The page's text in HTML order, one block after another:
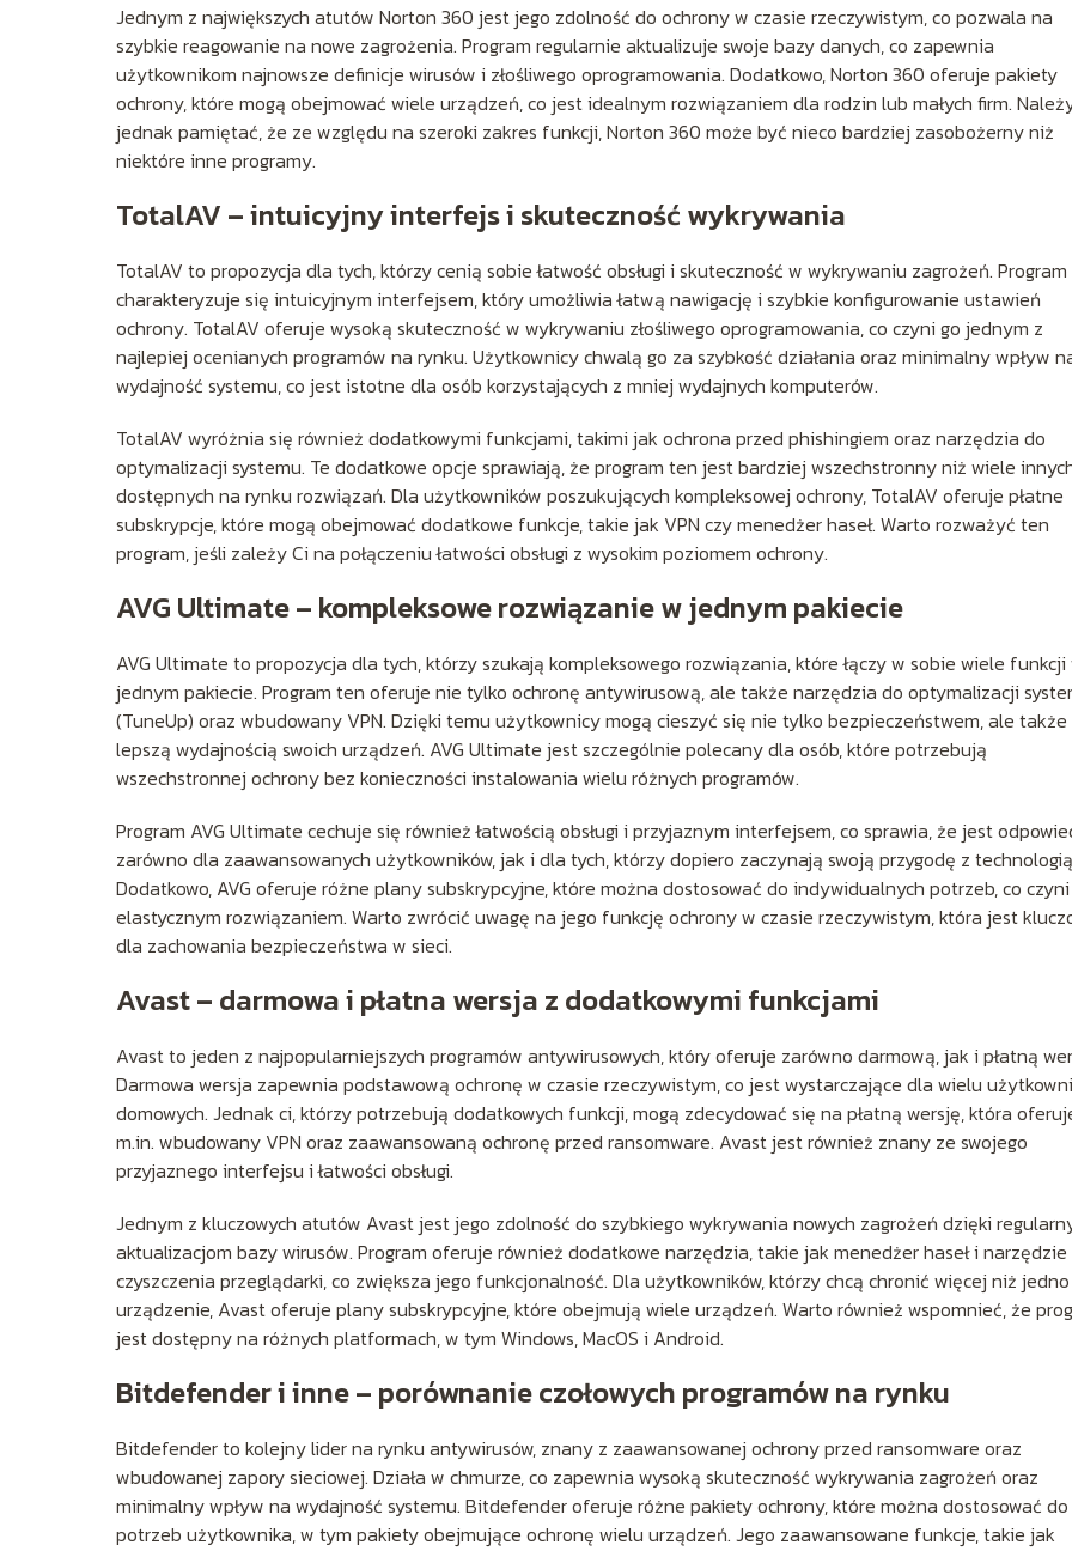
Jednym z największych atutów Norton 360 jest jego zdolność do ochrony w czasie rzeczywistym, co pozwala na
szybkie reagowanie na nowe zagrożenia. Program regularnie aktualizuje swoje bazy danych, co zapewnia
użytkownikom najnowsze definicje wirusów i złośliwego oprogramowania. Dodatkowo, Norton 360 oferuje pakiety
ochrony, które mogą obejmować wiele urządzeń, co jest idealnym rozwiązaniem dla rodzin lub małych firm.
jednak pamiętać, że ze względu na szeroki zakres funkcji, Norton 360 może być nieco bardziej zasobożerny niż
niektóre inne programy.
TotalAV – intuicyjny interfejs i skuteczność wykrywania
TotalAV to propozycja dla tych, którzy cenią sobie łatwość obsługi i skuteczność w wykrywaniu zagrożeń.
charakteryzuje się intuicyjnym interfejsem, który umożliwia łatwą nawigację i szybkie konfigurowanie ustawień
ochrony. TotalAV oferuje wysoką skuteczność w wykrywaniu złośliwego oprogramowania, co czyni go jednym z
najlepiej ocenianych programów na rynku. Użytkownicy chwalą go za szybkość działania oraz minimalny wpływ
wydajność systemu, co jest istotne dla osób korzystających z mniej wydajnych komputerów.
TotalAV wyróżnia się również dodatkowymi funkcjami, takimi jak ochrona przed phishingiem oraz narzędzia do
optymalizacji systemu. Te dodatkowe opcje sprawiają, że program ten jest bardziej wszechstronny niż wiele
dostępnych na rynku rozwiązań. Dla użytkowników poszukujących kompleksowej ochrony, TotalAV oferuje płatne
subskrypcje, które mogą obejmować dodatkowe funkcje, takie jak VPN czy menedżer haseł. Warto rozważyć ten
program, jeśli zależy Ci na połączeniu łatwości obsługi z wysokim poziomem ochrony.
AVG Ultimate – kompleksowe rozwiązanie w jednym pakiecie
AVG Ultimate to propozycja dla tych, którzy szukają kompleksowego rozwiązania, które łączy w sobie wiele funkcji
jednym pakiecie. Program ten oferuje nie tylko ochronę antywirusową, ale także narzędzia do optymalizacji
(TuneUp) oraz wbudowany VPN. Dzięki temu użytkownicy mogą cieszyć się nie tylko bezpieczeństwem, ale także
lepszą wydajnością swoich urządzeń. AVG Ultimate jest szczególnie polecany dla osób, które potrzebują
wszechstronnej ochrony bez konieczności instalowania wielu różnych programów.
Program AVG Ultimate cechuje się również łatwością obsługi i przyjaznym interfejsem, co sprawia, że jest
zarówno dla zaawansowanych użytkowników, jak i dla tych, którzy dopiero zaczynają swoją przygodę z
Dodatkowo, AVG oferuje różne plany subskrypcyjne, które można dostosować do indywidualnych potrzeb, co
elastycznym rozwiązaniem. Warto zwrócić uwagę na jego funkcję ochrony w czasie rzeczywistym, która jest
dla zachowania bezpieczeństwa w sieci.
Avast – darmowa i płatna wersja z dodatkowymi funkcjami
Avast to jeden z najpopularniejszych programów antywirusowych, który oferuje zarówno darmową, jak i płatną
Darmowa wersja zapewnia podstawową ochronę w czasie rzeczywistym, co jest wystarczające dla wielu
domowych. Jednak ci, którzy potrzebują dodatkowych funkcji, mogą zdecydować się na płatną wersję, która
m.in. wbudowany VPN oraz zaawansowaną ochronę przed ransomware. Avast jest również znany ze swojego
przyjaznego interfejsu i łatwości obsługi.
Jednym z kluczowych atutów Avast jest jego zdolność do szybkiego wykrywania nowych zagrożeń dzięki
aktualizacjom bazy wirusów. Program oferuje również dodatkowe narzędzia, takie jak menedżer haseł i narzędzie
czyszczenia przeglądarki, co zwiększa jego funkcjonalność. Dla użytkowników, którzy chcą chronić więcej niż jedno
urządzenie, Avast oferuje plany subskrypcyjne, które obejmują wiele urządzeń. Warto również wspomnieć, że
jest dostępny na różnych platformach, w tym Windows, MacOS i Android.
Bitdefender i inne – porównanie czołowych programów na rynku
Bitdefender to kolejny lider na rynku antywirusów, znany z zaawansowanej ochrony przed ransomware oraz
wbudowanej zapory sieciowej. Działa w chmurze, co zapewnia wysoką skuteczność wykrywania zagrożeń oraz
minimalny wpływ na wydajność systemu. Bitdefender oferuje różne pakiety ochrony, które można dostosować do
potrzeb użytkownika, w tym pakiety obejmujące ochronę wielu urządzeń. Jego zaawansowane funkcje, takie jak